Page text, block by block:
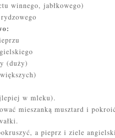
winnego, jabłkowego)
(duży)
w mleku).
mieszanką musztard i
a pieprz i ziele